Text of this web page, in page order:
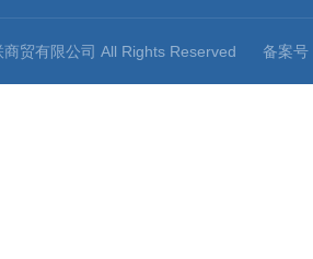
商贸有限公司 All Rights Reserved 备案号